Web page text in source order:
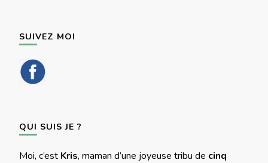
SUIVEZ MOI
QUI SUIS JE ?
Moi, c’est Kris, maman d’une joyeuse tribu de cinq